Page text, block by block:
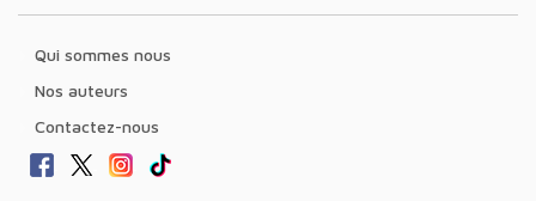
Qui sommes nous
Nos auteurs
Contactez-nous